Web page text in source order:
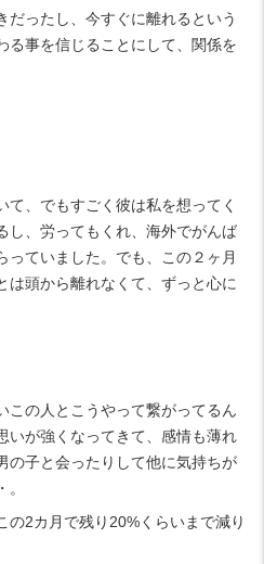
だったし、今すぐに離れるという
る事を信じることにして、関係を
、でもすごく彼は私を想ってく
し、労ってもくれ、海外でがんば
っていました。でも、この２ヶ月
は頭から離れなくて、ずっと心に
この人とこうやって繋がってるん
いが強くなってきて、感情も薄れ
の子と会ったりして他に気持ちが
の2カ月で残り20%くらいまで減り